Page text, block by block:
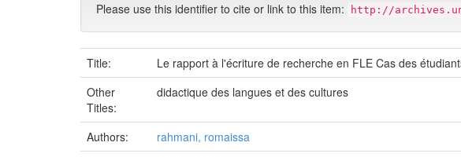
Please use this identifier to cite or link to this item: http://
Title:
Le rapport à l'écriture de recherche en FLE Cas des
Other
Titles:
didactique des langues et des cultures
Authors:
rahmani, romaissa